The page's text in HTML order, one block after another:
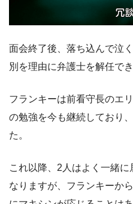
面会終了後、落ち込んで泣
別を理由に弁護士を解任で
フランキーは前看守長のエ
の勉強を今も継続しており
た。
これ以降、2人はよく一緒
なりますが、フランキーか